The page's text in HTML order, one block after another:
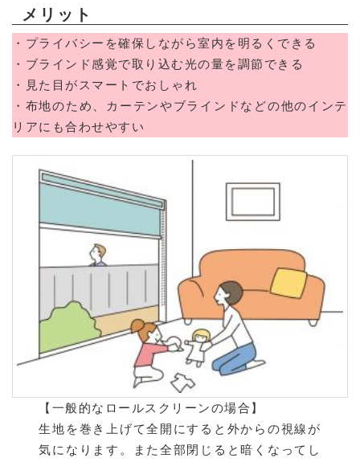
メリット
・プライバシーを確保しながら室内を明るくできる
・ブラインド感覚で取り込む光の量を調節できる
・見た目がスマートでおしゃれ
・布地のため、カーテンやブラインドなどの他のインテ
リアにも合わせやすい
【一般的なロールスクリーンの場合】
生地を巻き上げて全開にすると外からの視線が
気になります。また全部閉じると暗くなってし